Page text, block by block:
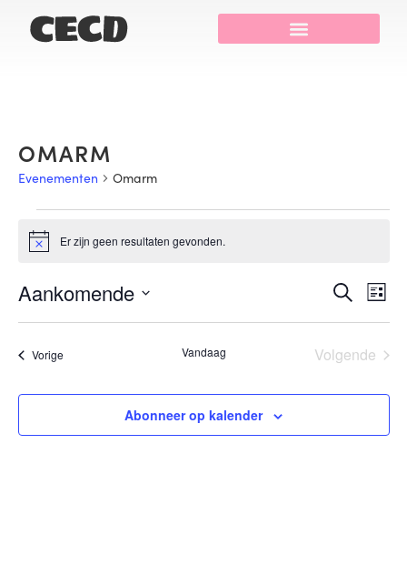
OMARM
Evenementen Omarm
BerichtEr zijn geen resultaten gevonden.
en
Zoeken
Lijst
Aankomende
een
VorigeEvenementen Vandaag Volgende
Abonneer op kalender